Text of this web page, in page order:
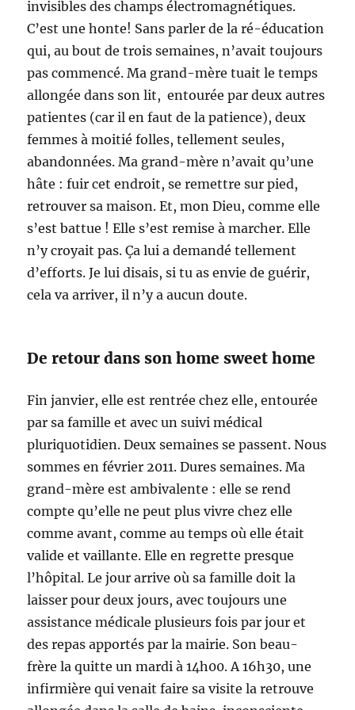
invisibles des champs électromagnétiques.
C’est une honte! Sans parler de la ré-éducation
qui, au bout de trois semaines, n’avait toujours
pas commencé. Ma grand-mère tuait le temps
allongée dans son lit, entourée par deux autres
patientes (car il en faut de la patience), deux
femmes à moitié folles, tellement seules,
abandonnées. Ma grand-mère n’avait qu’une
hâte : fuir cet endroit, se remettre sur pied,
retrouver sa maison. Et, mon Dieu, comme elle
s’est battue ! Elle s’est remise à marcher. Elle
n’y croyait pas. Ça lui a demandé tellement
d’efforts. Je lui disais, si tu as envie de guérir,
cela va arriver, il n’y a aucun doute.
De retour dans son home sweet home
Fin janvier, elle est rentrée chez elle, entourée
par sa famille et avec un suivi médical
pluriquotidien. Deux semaines se passent. Nous
sommes en février 2011. Dures semaines. Ma
grand-mère est ambivalente : elle se rend
compte qu’elle ne peut plus vivre chez elle
comme avant, comme au temps où elle était
valide et vaillante. Elle en regrette presque
l’hôpital. Le jour arrive où sa famille doit la
laisser pour deux jours, avec toujours une
assistance médicale plusieurs fois par jour et
des repas apportés par la mairie. Son beau-
frère la quitte un mardi à 14h00. A 16h30, une
infirmière qui venait faire sa visite la retrouve